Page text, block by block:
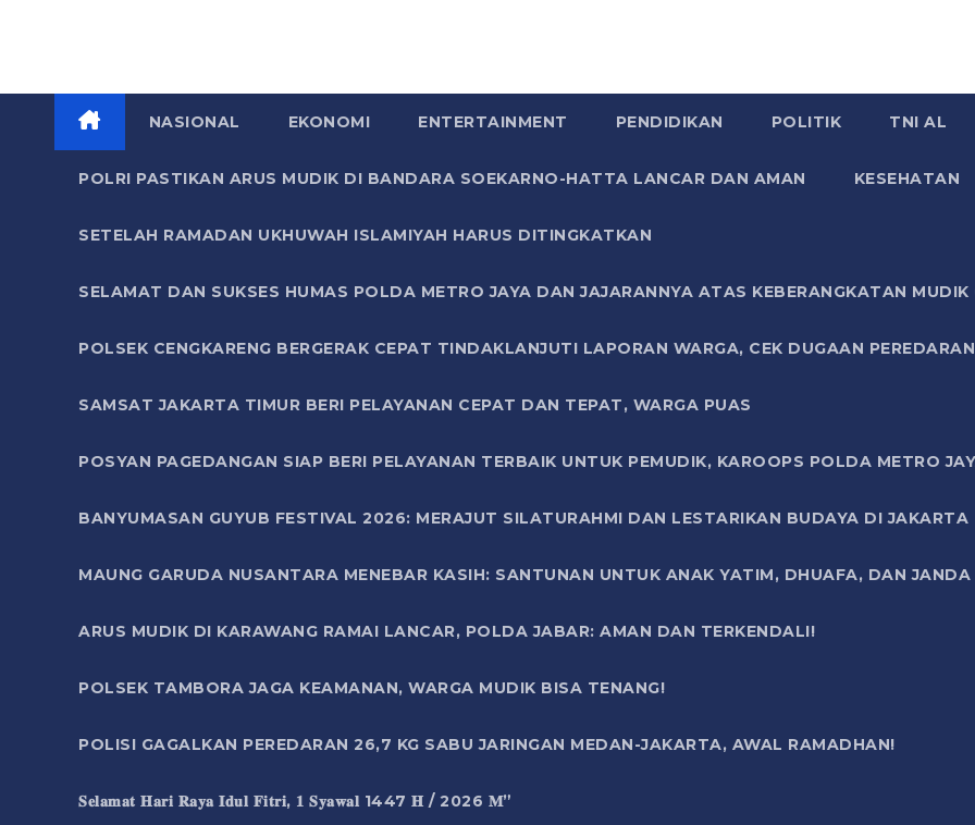
NASIONAL EKONOMI ENTERTAINMENT PENDIDIKAN POLITIK TNI AL
POLRI PASTIKAN ARUS MUDIK DI BANDARA SOEKARNO-HATTA LANCAR DAN AMAN KESEHATAN
SETELAH RAMADAN UKHUWAH ISLAMIYAH HARUS DITINGKATKAN
SELAMAT DAN SUKSES HUMAS POLDA METRO JAYA DAN JAJARANNYA ATAS KEBERANGKATAN
POLSEK CENGKARENG BERGERAK CEPAT TINDAKLANJUTI LAPORAN WARGA, CEK DUGAAN
SAMSAT JAKARTA TIMUR BERI PELAYANAN CEPAT DAN TEPAT, WARGA PUAS
POSYAN PAGEDANGAN SIAP BERI PELAYANAN TERBAIK UNTUK PEMUDIK, KAROOPS POLDA METRO
BANYUMASAN GUYUB FESTIVAL 2026: MERAJUT SILATURAHMI DAN LESTARIKAN BUDAYA DI JAKARTA
MAUNG GARUDA NUSANTARA MENEBAR KASIH: SANTUNAN UNTUK ANAK YATIM, DHUAFA, DAN
ARUS MUDIK DI KARAWANG RAMAI LANCAR, POLDA JABAR: AMAN DAN TERKENDALI!
POLSEK TAMBORA JAGA KEAMANAN, WARGA MUDIK BISA TENANG!
POLISI GAGALKAN PEREDARAN 26,7 KG SABU JARINGAN MEDAN-JAKARTA, AWAL RAMADHAN!
𝐒𝐞𝐥𝐚𝐦𝐚𝐭 𝐇𝐚𝐫𝐢 𝐑𝐚𝐲𝐚 𝐈𝐝𝐮𝐥 𝐅𝐢𝐭𝐫𝐢, 𝟏 𝐒𝐲𝐚𝐰𝐚𝐥 1447 𝐇 / 2026 𝐌”